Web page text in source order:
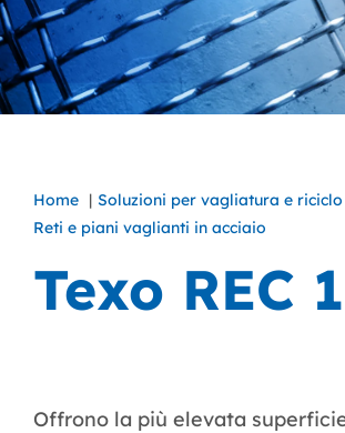
Home
Soluzioni per vagliatura e
Reti e piani vaglianti in acciaio
Texo REC 1
Offrono la più elevata